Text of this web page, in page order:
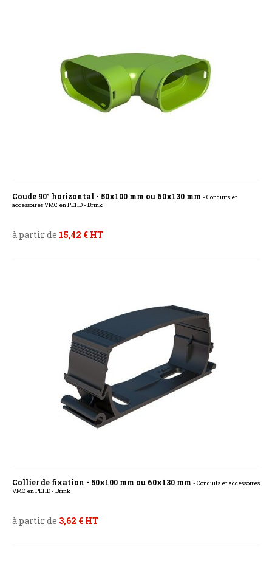
Coude 90° horizontal - 50x100 mm ou 60x130 mm - Conduits et
accessoires VMC en PEHD - Brink
à partir de 15,42 € HT
Collier de fixation - 50x100 mm ou 60x130 mm - Conduits et accessoires
VMC en PEHD - Brink
à partir de 3,62 € HT